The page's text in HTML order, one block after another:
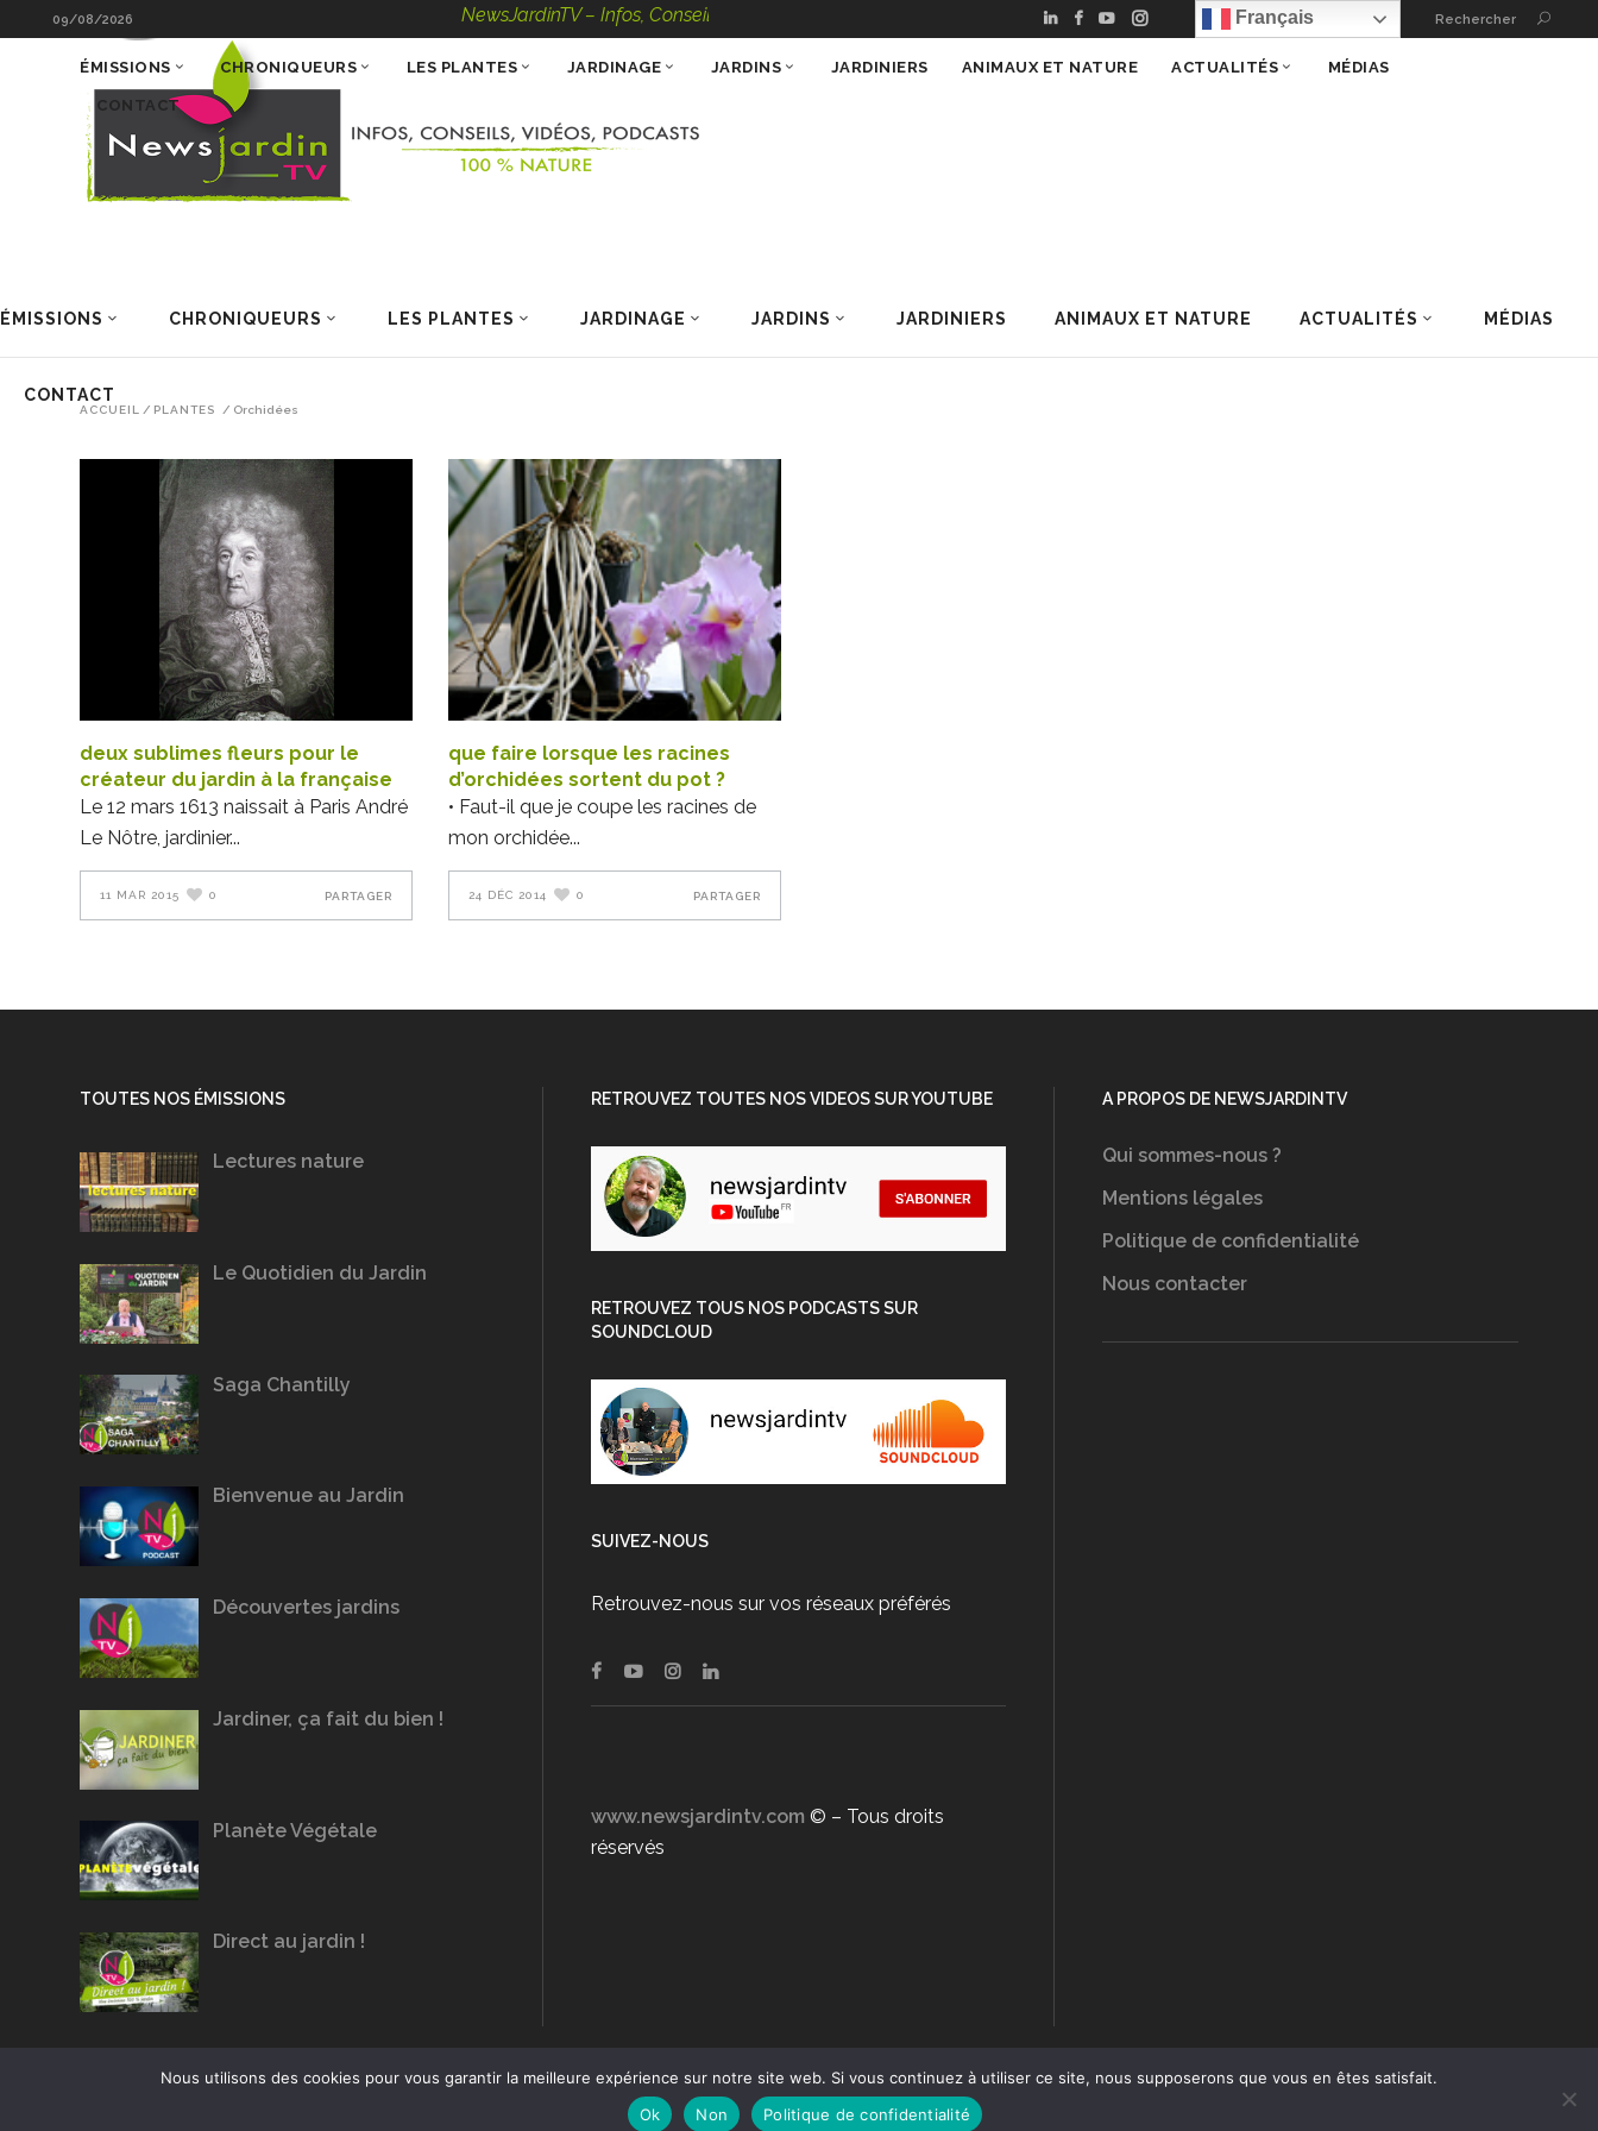
09/08/2026 NewsJardinTV – Infos, Conseils, Vidéos, Podcasts – 100 % Nature Français Rechercher
ÉMISSIONS CHRONIQUEURS LES PLANTES JARDINAGE JARDINS JARDINIERS ANIMAUX ET NATURE ACTUALITÉS MÉDIAS
CONTACT
ÉMISSIONS CHRONIQUEURS LES PLANTES JARDINAGE JARDINS JARDINIERS ANIMAUX ET NATURE ACTUALITÉS MÉDIAS
CONTACT
ACCUEIL / PLANTES / Orchidées
deux sublimes fleurs pour le
créateur du jardin à la française
Le 12 mars 1613 naissait à Paris André
Le Nôtre, jardinier
11 MAR 2015 0 PARTAGER
que faire lorsque les racines
d’orchidées sortent du pot ?
• Faut-il que je coupe les racines de
mon orchidée
24 DÉC 2014 0 PARTAGER
TOUTES NOS ÉMISSIONS
Lectures nature
Le Quotidien du Jardin
Saga Chantilly
Bienvenue au Jardin
Découvertes jardins
Jardiner, ça fait du bien !
Planète Végétale
Direct au jardin !
RETROUVEZ TOUTES NOS VIDEOS SUR YOUTUBE
RETROUVEZ TOUS NOS PODCASTS SUR
SOUNDCLOUD
SUIVEZ-NOUS
Retrouvez-nous sur vos réseaux préférés
www.newsjardintv.com © – Tous droits
réservés
A PROPOS DE NEWSJARDINTV
Qui sommes-nous ?
Mentions légales
Politique de confidentialité
Nous contacter
Nous utilisons des cookies pour vous garantir la meilleure expérience sur notre site web. Si vous continuez à utiliser ce site, nous supposerons que vous en êtes satisfait.
Ok
Non Politique de confidentialité